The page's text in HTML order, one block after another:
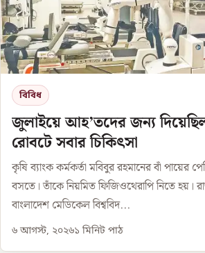
বিবিধ
জুলাইয়ে আহ’তদের জন্য
রোবটে সবার চিকিৎসা
কৃষি ব্যাংক কর্মকর্তা মবিবুর রহমানের বাঁ পায়ের
বসতে। তাঁকে নিয়মিত ফিজিওথেরাপি নিতে হয়।
বাংলাদেশ মেডিকেল বিশ্ববিদ...
৬ আগস্ট, ২০২৬১ মিনিট পাঠ